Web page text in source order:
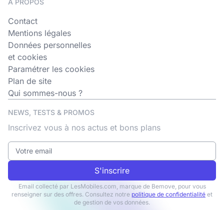
A PROPOS
Contact
Mentions légales
Données personnelles
et cookies
Paramétrer les cookies
Plan de site
Qui sommes-nous ?
NEWS, TESTS & PROMOS
Inscrivez vous à nos actus et bons plans
S'inscrire
Email collecté par LesMobiles.com, marque de Bemove, pour vous
renseigner sur des offres. Consultez notre politique de confidentialité et
de gestion de vos données.